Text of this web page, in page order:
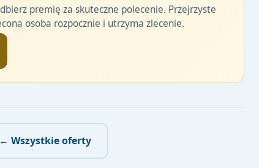
premię za skuteczne polecenie. Przejrzyste
osoba rozpocznie i utrzyma zlecenie.
← Wszystkie oferty